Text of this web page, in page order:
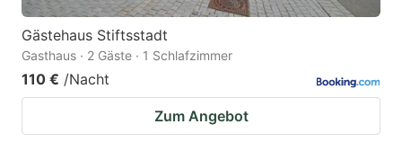
Gästehaus Stiftsstadt
Gasthaus · 2 Gäste · 1 Schlafzimmer
110 € /Nacht
Zum Angebot